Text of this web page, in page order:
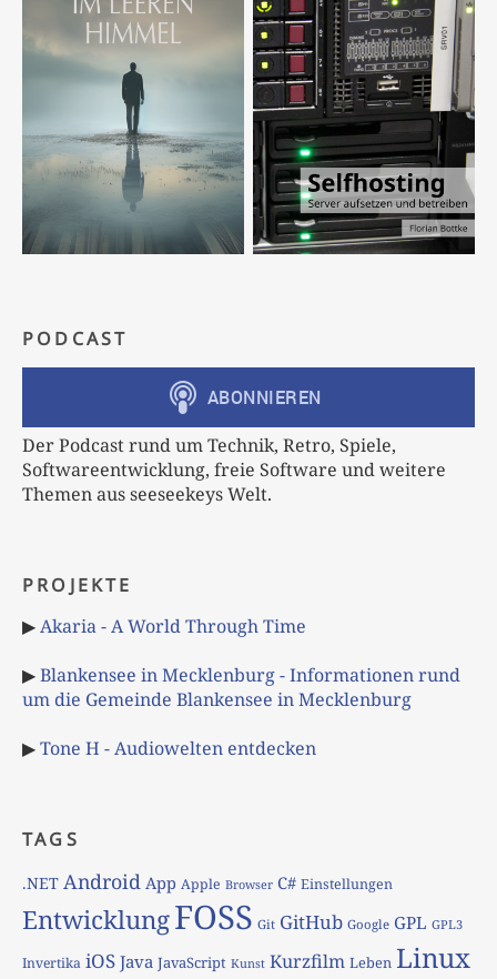
PODCAST
Der Podcast rund um Technik, Retro, Spiele,
Softwareentwicklung, freie Software und weitere
Themen aus seeseekeys Welt.
PROJEKTE
▶Akaria - A World Through Time
▶Blankensee in Mecklenburg - Informationen rund
um die Gemeinde Blankensee in Mecklenburg
▶Tone H - Audiowelten entdecken
TAGS
.NET Android App Apple Browser C# Einstellungen
EntwicklungFOSS Git GitHub Google GPL GPL3
Invertika iOS Java JavaScript Kunst Kurzfilm Leben Linux